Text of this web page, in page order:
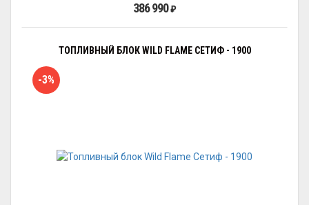
386 990₽
ТОПЛИВНЫЙ БЛОК WILD FLAME СЕТИФ - 1900
-3%